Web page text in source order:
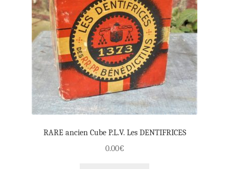
RARE ancien Cube P.L.V. Les DENTIFRICES
0.00€